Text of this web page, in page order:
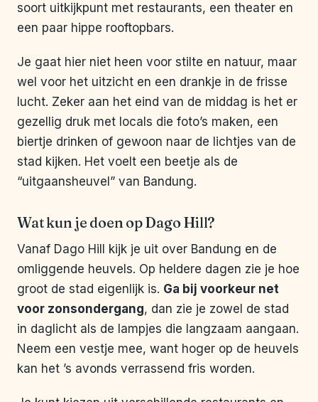
soort uitkijkpunt met restaurants, een theater en
een paar hippe rooftopbars.
Je gaat hier niet heen voor stilte en natuur, maar
wel voor het uitzicht en een drankje in de frisse
lucht. Zeker aan het eind van de middag is het er
gezellig druk met locals die foto’s maken, een
biertje drinken of gewoon naar de lichtjes van de
stad kijken. Het voelt een beetje als de
“uitgaansheuvel” van Bandung.
Wat kun je doen op Dago Hill?
Vanaf Dago Hill kijk je uit over Bandung en de
omliggende heuvels. Op heldere dagen zie je hoe
groot de stad eigenlijk is. Ga bij voorkeur net
voor zonsondergang, dan zie je zowel de stad
in daglicht als de lampjes die langzaam aangaan.
Neem een vestje mee, want hoger op de heuvels
kan het ’s avonds verrassend fris worden.